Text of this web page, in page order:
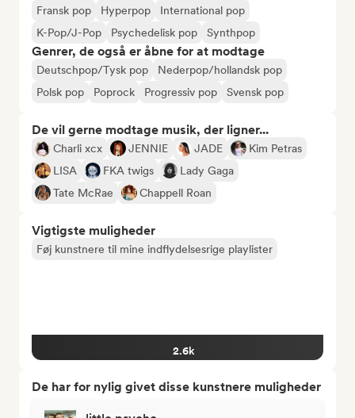
Fransk pop Hyperpop
International pop
K-Pop/J-Pop
Psychedelisk pop Synthpop
Genrer, de også er åbne for at modtage
Deutschpop/Tysk pop
Nederpop/hollandsk pop
Polsk pop
Poprock Progressiv pop Svensk pop
De vil gerne modtage musik, der ligner...
Charli xcx JENNIE JADE
Kim Petras
LISA
FKA twigs
Lady Gaga
Tate McRae
Chappell Roan
Vigtigste muligheder
Føj kunstnere til mine indflydelsesrige playlister
2.6k
De har for nylig givet disse kunstnere muligheder